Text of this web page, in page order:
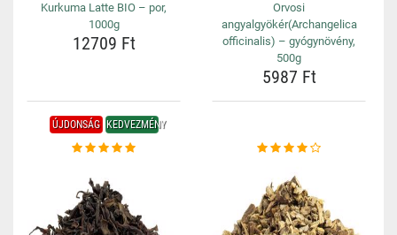
Kurkuma Latte BIO – por,
1000g
12709 Ft
Orvosi
angyalgyökér(Archangelica
officinalis) – gyógynövény,
500g
5987 Ft
ÚJDONSÁG KEDVEZMÉNY